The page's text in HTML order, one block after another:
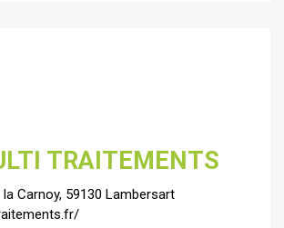
TRAITEMENTS
la Carnoy, 59130 Lambersart